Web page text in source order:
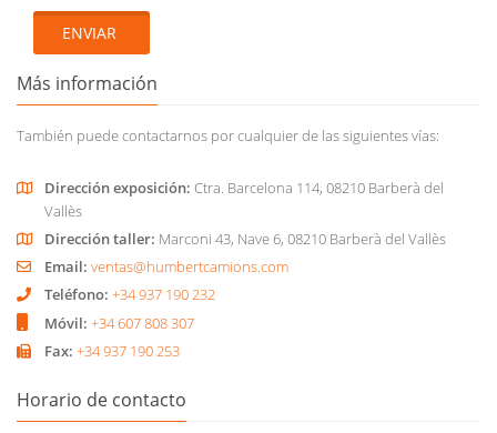
ENVIAR
Más información
También puede contactarnos por cualquier de las siguientes vías:
Dirección exposición: Ctra. Barcelona 114, 08210 Barberà del
Vallès
Dirección taller: Marconi 43, Nave 6, 08210 Barberà del Vallès
Email: ventas@humbertcamions.com
Teléfono: +34 937 190 232
Móvil: +34 607 808 307
Fax: +34 937 190 253
Horario de contacto